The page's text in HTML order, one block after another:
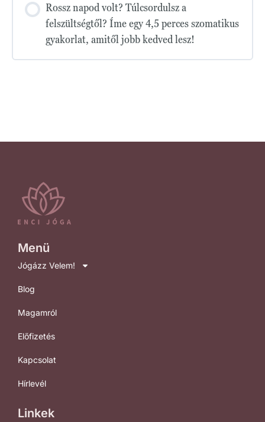
Rossz napod volt? Túlcsordulsz a
felszültségtől? Íme egy 4,5 perces szomatikus
gyakorlat, amitől jobb kedved lesz!
Menü
Jógázz Velem!
Blog
Magamról
Előfizetés
Kapcsolat
Hírlevél
Linkek